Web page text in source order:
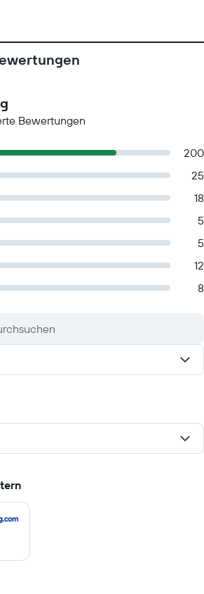
Bewertungen
200
25
18
5
5
12
8